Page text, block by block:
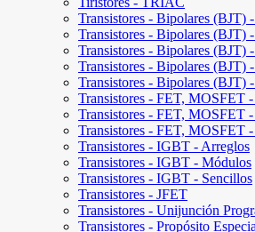
Transistores - Bipolares (BJT)
Transistores - Bipolares
Transistores - Bipolares (BJT)
Transistores - Bipolares (BJT)
Transistores - Bipolares (BJT)
Transistores - FET, MOSFET
Transistores - FET, MOSFET
Transistores - FET, MOSFET
Transistores - IGBT - Arreglos
Transistores - IGBT - Módulos
Transistores - IGBT - Sencillos
Transistores - JFET
Transistores - Unijunción
Transistores - Propósito